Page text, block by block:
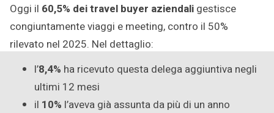
Oggi il 60,5% dei travel buyer aziendali gestisce
congiuntamente viaggi e meeting, contro il 50%
rilevato nel 2025. Nel dettaglio:
l’8,4% ha ricevuto questa delega aggiuntiva negli
ultimi 12 mesi
il 10% l’aveva già assunta da più di un anno